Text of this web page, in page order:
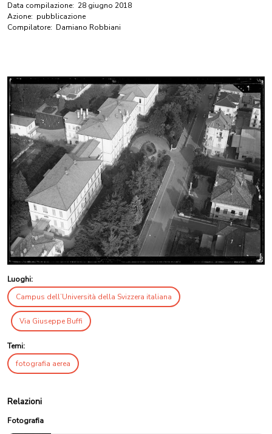
Data compilazione: 28 giugno 2018
Azione: pubblicazione
Compilatore: Damiano Robbiani
Luoghi:
Campus dell’Università della Svizzera italiana
Via Giuseppe Buffi
Temi:
fotografia aerea
Relazioni
Fotografia